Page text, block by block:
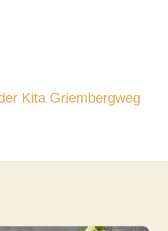
Kita Griembergweg